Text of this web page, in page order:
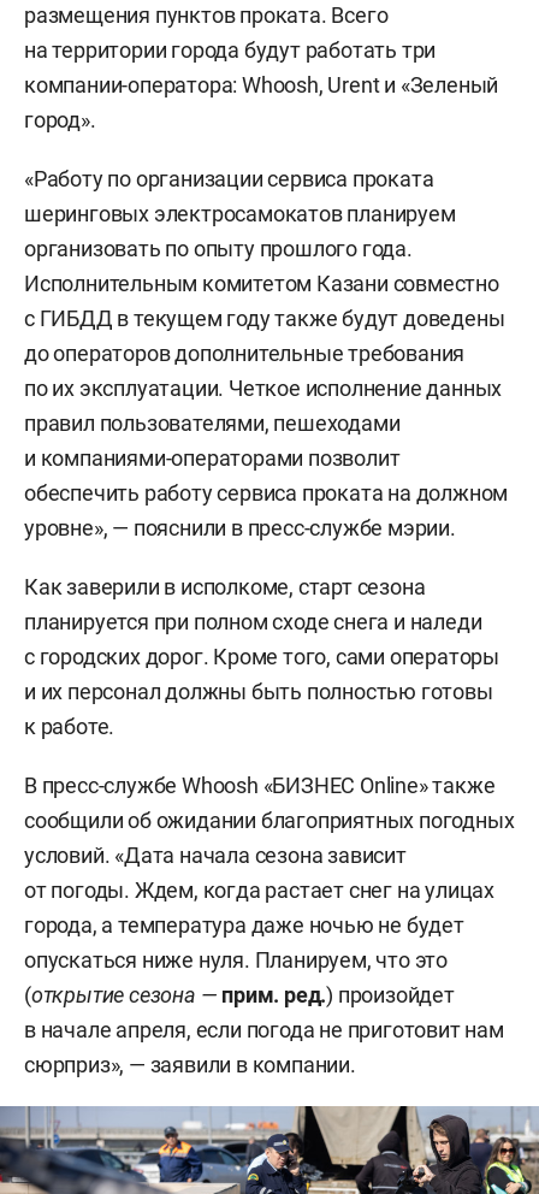
размещения пунктов проката. Всего
на территории города будут работать три
компании-оператора: Whoosh, Urent и «Зеленый
город».
«Работу по организации сервиса проката
шеринговых электросамокатов планируем
организовать по опыту прошлого года.
Исполнительным комитетом Казани совместно
с ГИБДД в текущем году также будут доведены
до операторов дополнительные требования
по их эксплуатации. Четкое исполнение данных
правил пользователями, пешеходами
и компаниями-операторами позволит
обеспечить работу сервиса проката на должном
уровне», — пояснили в пресс-службе мэрии.
Как заверили в исполкоме, старт сезона
планируется при полном сходе снега и наледи
с городских дорог. Кроме того, сами операторы
и их персонал должны быть полностью готовы
к работе.
В пресс-службе Whoosh «БИЗНЕС Online» также
сообщили об ожидании благоприятных погодных
условий. «Дата начала сезона зависит
от погоды. Ждем, когда растает снег на улицах
города, а температура даже ночью не будет
опускаться ниже нуля. Планируем, что это
(открытие сезона — прим. ред.) произойдет
в начале апреля, если погода не приготовит нам
сюрприз», — заявили в компании.